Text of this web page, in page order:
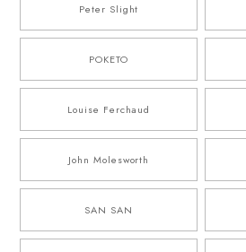
Peter Slight
POKETO
Louise Ferchaud
John Molesworth
SAN SAN